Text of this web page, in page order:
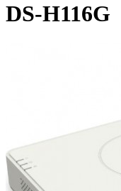
DS-H116G